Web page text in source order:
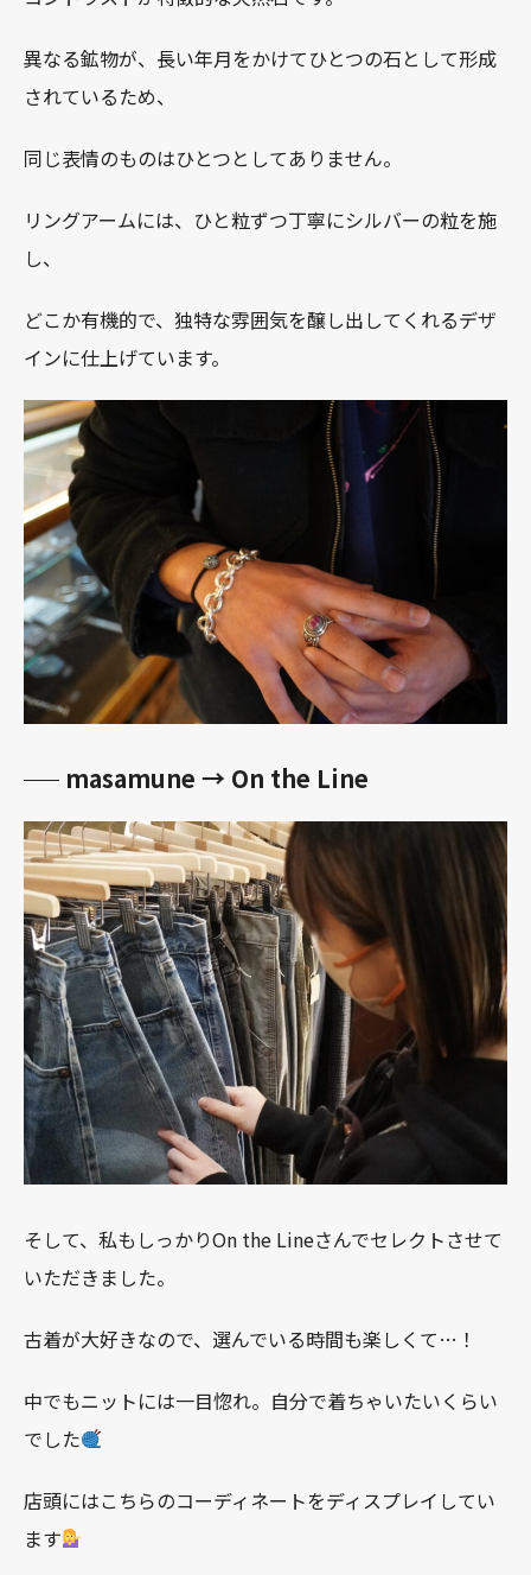
異なる鉱物が、長い年月をかけてひとつの石として形成
されているため、
同じ表情のものはひとつとしてありません。
リングアームには、ひと粒ずつ丁寧にシルバーの粒を施
し、
どこか有機的で、独特な雰囲気を醸し出してくれるデザ
インに仕上げています。
masamune → On the Line
そして、私もしっかりOn the Lineさんでセレクトさせて
いただきました。
古着が大好きなので、選んでいる時間も楽しくて…！
中でもニットには一目惚れ。自分で着ちゃいたいくらい
でした
店頭にはこちらのコーディネートをディスプレイしてい
ます